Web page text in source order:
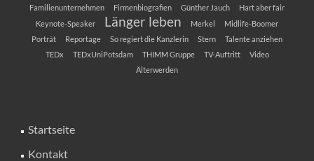
Familienunternehmen
Firmenbiografien Günther Jauch
Hart aber fair
Keynote-Speaker
Länger leben Merkel
Midlife-Boomer
Porträt
Reportage So regiert die Kanzlerin Stern
Talente anziehen
TEDx
TEDxUniPotsdam THIMM Gruppe TV-Auftritt
Video
Älterwerden
Startseite
Kontakt